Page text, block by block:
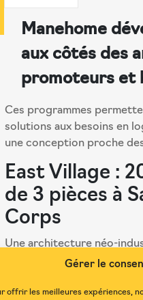
Gérer le
offrir les meilleures expériences,
Manehome
aux côtés des
promoteurs et
Ces programmes
solutions aux besoins en
une conception proche
East Village :
de 3 pièces à
Corps
Une architecture néo-
l’histoire du lieu pour ces
gare TGV et à proximité